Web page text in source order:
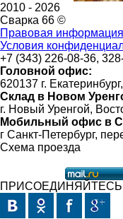
2010 - 2026
Сварка 66 ©
Правовая информация
Условия
+7 (343) 226-08-36,
Головной офис:
620137 г.
Склад в Новом
г. Новый Уренгой,
Мобильный офис в
г Санкт-Петербург,
Схема проезда
ПРИСОЕДИНЯЙТЕСЬ